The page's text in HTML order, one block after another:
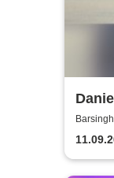
der
Krawatte